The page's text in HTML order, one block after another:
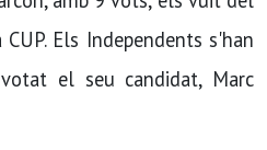
Els Independents s'han
el seu candidat, Marc